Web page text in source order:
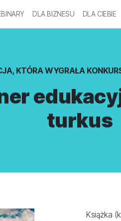
DLA BIZNESU DLA CIEBIE
KTÓRA WYGRAŁA
turkus
Książka